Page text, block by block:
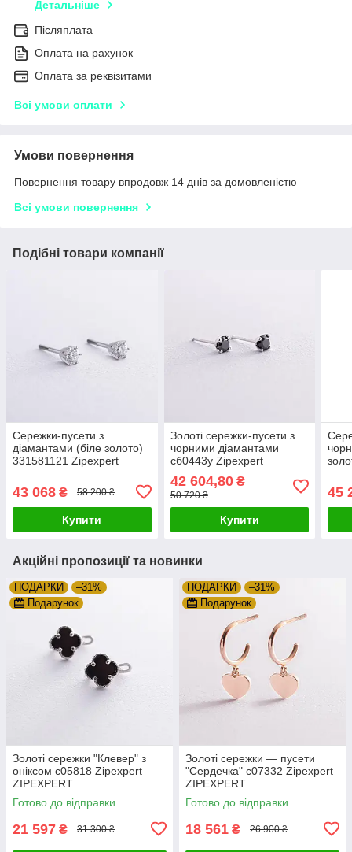
Детальніше
Післяплата
Оплата на рахунок
Оплата за реквізитами
Всі умови оплати
Умови повернення
Повернення товару впродовж 14 днів за домовленістю
Всі умови повернення
Подібні товари компанії
Сережки-пусети з
діамантами (біле золото)
331581121 Zipexpert
43 068 ₴ 58 200 ₴
Купити
Золоті сережки-пусети з
чорними діамантами
сб0443y Zipexpert
42 604,80₴
50 720 ₴
Купити
45
Акційні пропозиції та новинки
ПОДАРКИ
–31%
Подарунок
Золоті сережки "Клевер" з
оніксом с05818 Zipexpert
ZIPEXPERT
Готово до відправки
21 597 ₴ 31 300 ₴
ПОДАРКИ
–31%
Подарунок
Золоті сережки — пусети
"Сердечка" с07332 Zipexpert
ZIPEXPERT
Готово до відправки
18 561 ₴ 26 900 ₴